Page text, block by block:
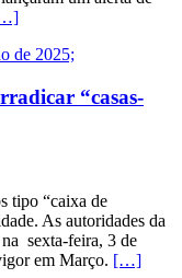
“casas-
tipo “caixa de
As autoridades da
sexta-feira, 3 de
em Março. […]